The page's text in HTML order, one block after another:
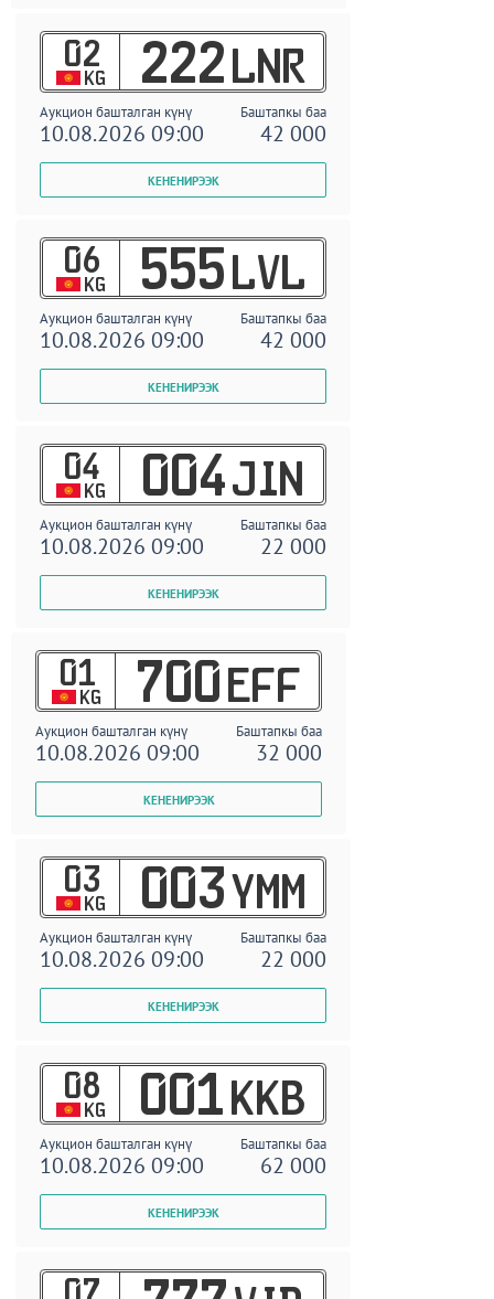
02
KG 222 LNR
Аукцион башталган күнү Баштапкы баа
10.08.2026 09:00 42 000
06
KG 555 LVL
Аукцион башталган күнү Баштапкы баа
10.08.2026 09:00 42 000
04
KG 004 JIN
Аукцион башталган күнү Баштапкы баа
10.08.2026 09:00 22 000
01
KG 700 EFF
Аукцион башталган күнү Баштапкы баа
10.08.2026 09:00 32 000
03
KG 003 YMM
Аукцион башталган күнү Баштапкы баа
10.08.2026 09:00 22 000
08
KG 001 KKB
Аукцион башталган күнү Баштапкы баа
10.08.2026 09:00 62 000
07